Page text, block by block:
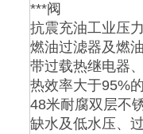
***阀
抗震充油工业压
燃油过滤器及燃
带过载热继电器
热效率大于95%
48米耐腐双层不
缺水及低水压、